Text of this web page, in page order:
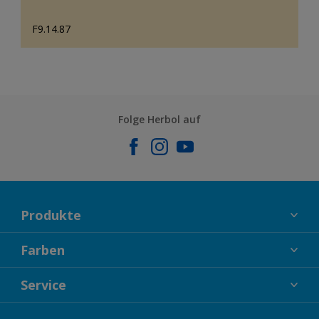
F9.14.87
Folge Herbol auf
Produkte
FASSADENFARBEN
INNENFARBEN
LACKE
Farben
KOLLEKTIONEN
FARBTRENDS
Service